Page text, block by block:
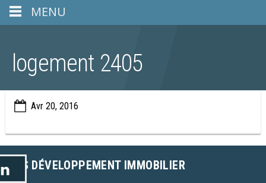
logement 2405
Avr 20, 2016
GCS DÉVELOPPEMENT IMMOBILIER
MENU